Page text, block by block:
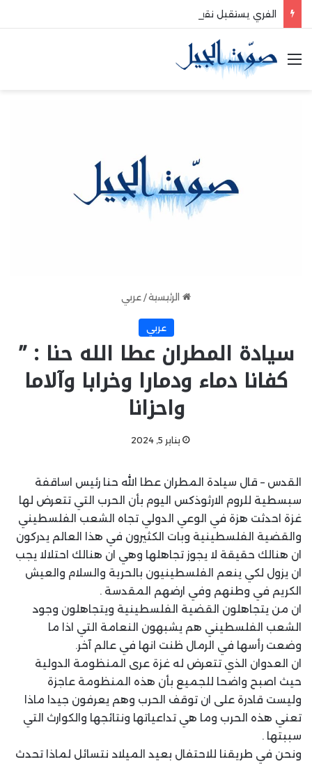
الفري يستقبل نقيب موظفي قاديشا
القائمة
الرئيسية/ عربي
عربي
سيادة المطران عطا الله حنا : ”
كفانا دماء ودمارا وخرابا وآلاما
واحزانا
يناير 5, 2024
القدس – قال سيادة المطران عطا الله حنا رئيس اساقفة
سبسطية للروم الارثوذكس اليوم بأن الحرب التي تتعرض لها
غزة احدثت هزة في الوعي الدولي تجاه الشعب الفلسطيني
والقضية الفلسطينية وبات الكثيرون في هذا العالم يدركون
ان هنالك حقيقة لا يجوز تجاهلها وهي ان هنالك احتلالا يجب
ان يزول لكي ينعم الفلسطينيون بالحرية والسلام والعيش
الكريم في وطنهم وفي ارضهم المقدسة .
ان من يتجاهلون القضية الفلسطينية ويتجاهلون وجود
الشعب الفلسطيني هم يشبهون النعامة التي اذا ما
وضعت رأسها في الرمال ظنت انها في عالم آخر.
ان العدوان الذي تتعرض له غزة عرى المنظومة الدولية
حيث اصبح واضحا للجميع بأن هذه المنظومة عاجزة
وليست قادرة على ان توقف الحرب وهم يعرفون جيدا ماذا
تعني هذه الحرب وما هي تداعياتها ونتائجها والكوارث التي
سببتها .
ونحن في طريقنا للاحتفال بعيد الميلاد نتسائل لماذا تحدث